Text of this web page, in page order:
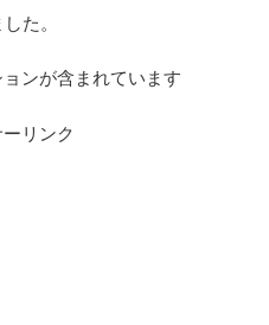
た。
ンが含まれています
リンク